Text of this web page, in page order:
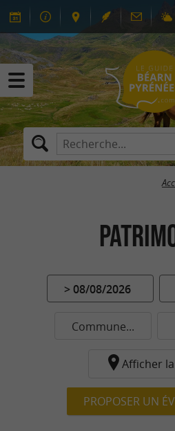
> 08/08/2026
Commune...
Afficher
PROPOSER UN